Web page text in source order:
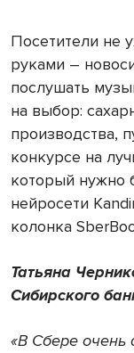
Посетители не
руками –
послушать
на выбор:
производства,
конкурсе на
который нужно
нейросети
колонка
Татьяна
Сибирского
«В Сбере очень